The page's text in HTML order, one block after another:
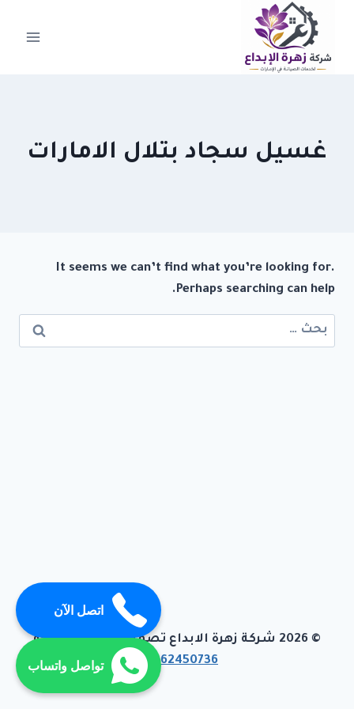
التجاوز
المحتوى
غسيل سجاد بتلال الامارات
It seems we can’t find what you’re looking for.
Perhaps searching can help.
البحث
عن:
© 2026 شركة زهرة الابداع تصميم وبرمجة تيفاجو
01062450736
اتصل الآن
تواصل واتساب